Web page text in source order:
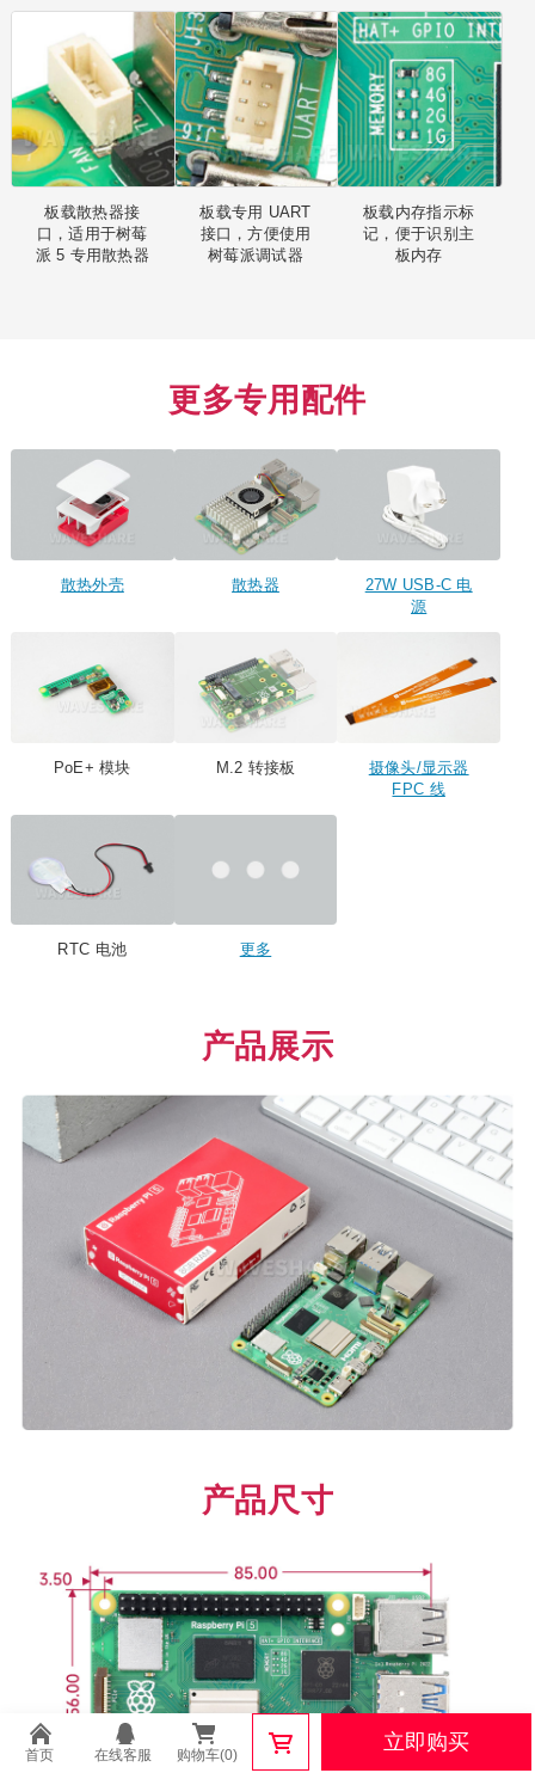
板载散热器接
口，适用于树莓
派 5 专用散热器
板载专用 UART
接口，方便使用
树莓派调试器
板载内存指示标
记，便于识别主
板内存
更多专用配件
散热外壳 散热器
27W USB-C 电
源
PoE+ 模块 M.2 转接板
摄像头/显示器
FPC 线
RTC 电池 更多
产品展示
产品尺寸
首页 在线客服 购物车(0)
立即购买